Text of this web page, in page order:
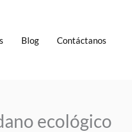
Blog Contáctanos
ecológico